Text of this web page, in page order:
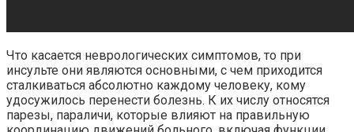
Что касается неврологических симптомов, то при
инсульте они являются основными, с чем приходится
сталкиваться абсолютно каждому человеку, кому
удосужилось перенести болезнь. К их числу относятся
парезы, параличи, которые влияют на правильную